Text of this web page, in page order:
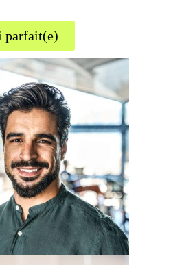
parfait(e)